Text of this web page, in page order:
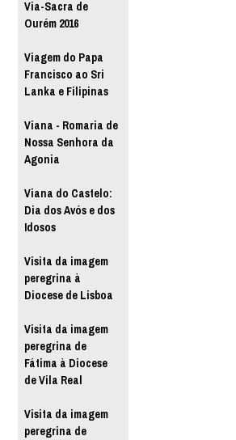
Via-Sacra de
Ourém 2016
Viagem do Papa
Francisco ao Sri
Lanka e Filipinas
Viana - Romaria de
Nossa Senhora da
Agonia
Viana do Castelo:
Dia dos Avós e dos
Idosos
Visita da imagem
peregrina à
Diocese de Lisboa
Visita da imagem
peregrina de
Fátima à Diocese
de Vila Real
Visita da imagem
peregrina de